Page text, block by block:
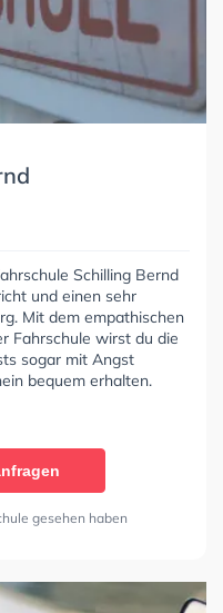
Schilling Bernd
und einen sehr
Mit dem empathischen
Fahrschule wirst du die
sogar mit Angst
bequem erhalten.
gesehen haben